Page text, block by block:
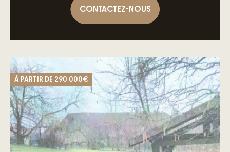
CONTACTEZ-NOUS
À PARTIR DE 290 000€